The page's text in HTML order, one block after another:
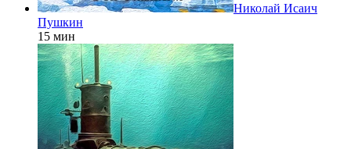
Николай Исаич
Пушкин
15 мин